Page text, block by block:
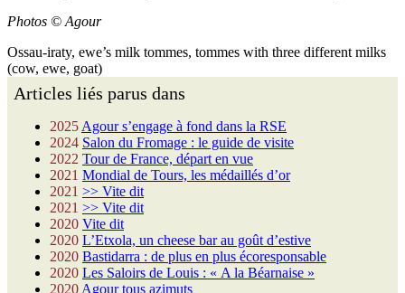
Photos © Agour
Ossau-iraty, ewe’s milk tommes, tommes with three different milks
(cow, ewe, goat)
Articles liés parus dans
2025Agour s’engage à fond dans la RSE
2024 Salon du Fromage : le guide de visite
2022 Tour de France, départ en vue
2021 Mondial de Tours, les médaillés d’or
2021 >> Vite dit
2021 >> Vite dit
2020 Vite dit
2020 L’Etxola, un cheese bar au goût d’estive
2020 Bastidarra : de plus en plus écoresponsable
2020 Les Saloirs de Louis : « A la Béarnaise »
2020Agour tous azimuts